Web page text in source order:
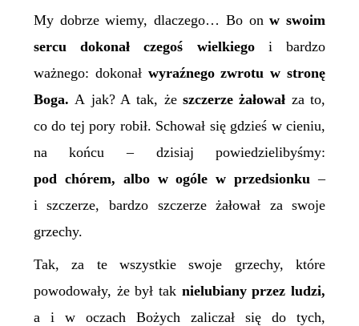
My dobrze wiemy, dlaczego… Bo onw swoim
sercu dokonał czegoś wielkiegoi bardzo
ważnego: dokonał wyraźnego zwrotu w stronę
Boga.A jak? A tak, żeszczerze żałował za to,
co do tej pory robił. Schował się gdzieś w cieniu,
na końcu – dzisiaj powiedzielibyśmy:
pod chórem, albo w ogóle w przedsionku –
i szczerze, bardzo szczerze żałował za swoje
grzechy.
Tak, za te wszystkie swoje grzechy, które
powodowały, że był tak nielubiany przez ludzi,
a i w oczach Bożych zaliczał się do tych,